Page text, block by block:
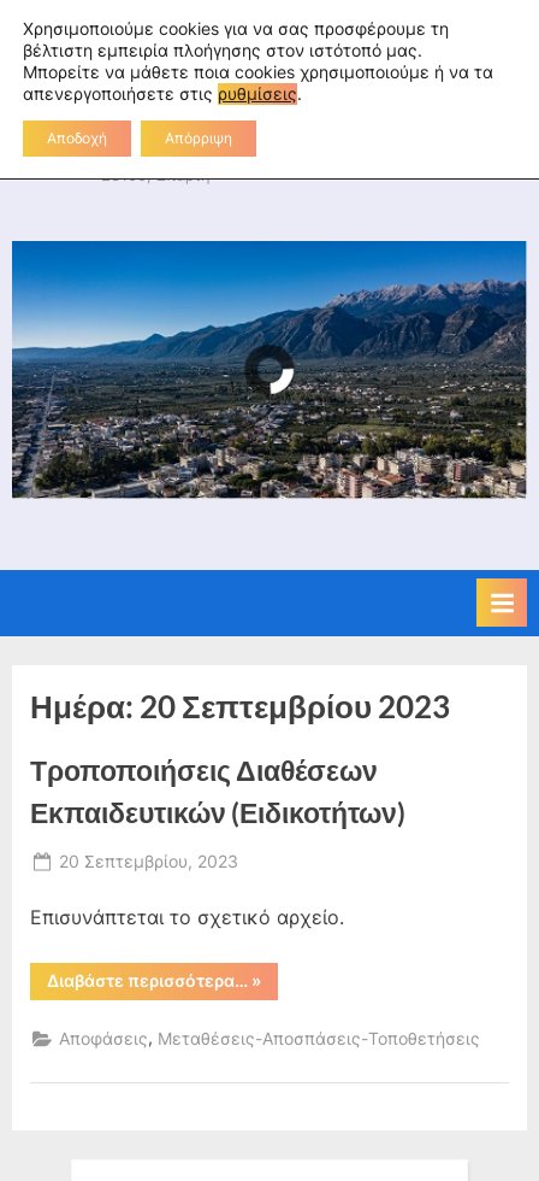
Skip
content
fa tu tw in rss Επικοινωνία
Διεύθυνση Πρωτοβάθμιας
Εκπαίδευσης Λακωνίας
Διοικητήριο Λακωνίας, 2ο χλμ Ε.Ο. Σπάρτης-Γυθείου,
23100, Σπάρτη
Ημέρα: 20 Σεπτεμβρίου 2023
Τροποποιήσεις Διαθέσεων
Εκπαιδευτικών (Ειδικοτήτων)
Posted
20 Σεπτεμβρίου, 2023
Επισυνάπτεται το σχετικό αρχείο.
Διαβάστε περισσότερα… “Τροποποιήσεις
Διαθέσεων
(Ειδικοτήτων)”
»
Αποφάσεις, Μεταθέσεις-Αποσπάσεις-Τοποθετήσεις
Χρησιμοποιούμε cookies για να σας προσφέρουμε τη
βέλτιστη εμπειρία πλοήγησης στον ιστότοπό μας.
Μπορείτε να μάθετε ποια cookies χρησιμοποιούμε ή να τα
απενεργοποιήσετε στις ρυθμίσεις.
Αποδοχή Απόρριψη